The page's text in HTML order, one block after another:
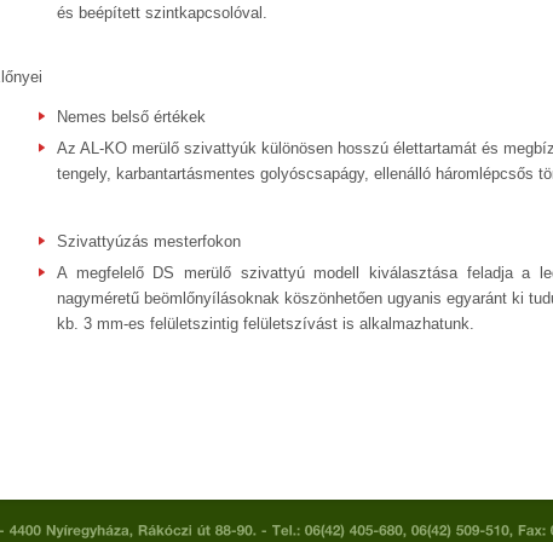
és beépített szintkapcsolóval.
Nemes belső értékek
Az AL-KO merülő szivattyúk különösen hosszú élettartamát és
tengely, karbantartásmentes golyóscsapágy, ellenálló háromlépcsős
Szivattyúzás mesterfokon
A megfelelő DS merülő szivattyú modell kiválasztása feladja a
nagyméretű beömlőnyílásoknak köszönhetően ugyanis egyaránt ki
kb. 3 mm-es felületszintig felületszívást is alkalmazhatunk.